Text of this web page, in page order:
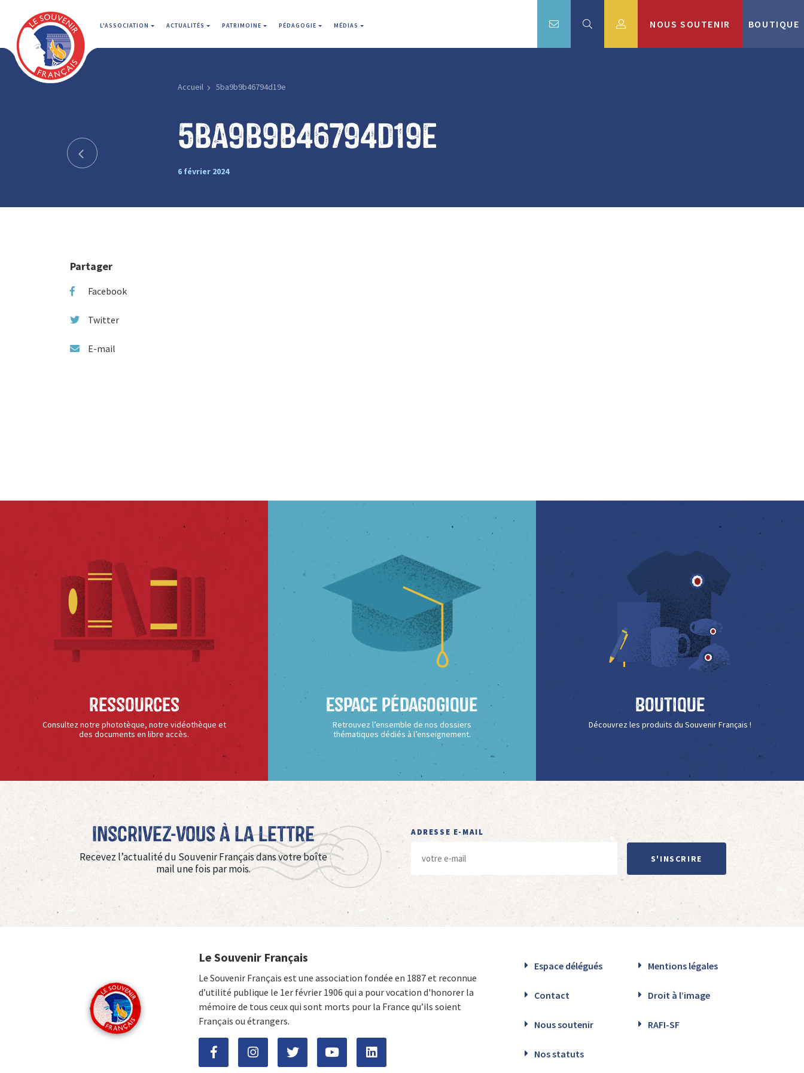
L'ASSOCIATION ACTUALITÉS PATRIMOINE PÉDAGOGIE MÉDIAS NOUS SOUTENIR BOUTIQUE
Accueil 5ba9b9b46794d19e
5ba9b9b46794d19e
6 février 2024
Partager
Facebook
Twitter
E-mail
Ressources
Consultez notre phototèque, notre vidéothèque et
des documents en libre accès.
Espace Pédagogique
Retrouvez l’ensemble de nos dossiers
thématiques dédiés à l’enseignement.
Boutique
Découvrez les produits du Souvenir Français !
Inscrivez-vous à La Lettre
Recevez l’actualité du Souvenir Français dans votre boîte
mail une fois par mois.
ADRESSE E-MAIL
S'INSCRIRE
Le Souvenir Français
Le Souvenir Français est une association fondée en 1887 et reconnue
d’utilité publique le 1er février 1906 qui a pour vocation d'honorer la
mémoire de tous ceux qui sont morts pour la France qu’ils soient
Français ou étrangers.
Espace délégués Mentions légales
Contact Droit à l’image
Nous soutenir RAFI-SF
Nos statuts